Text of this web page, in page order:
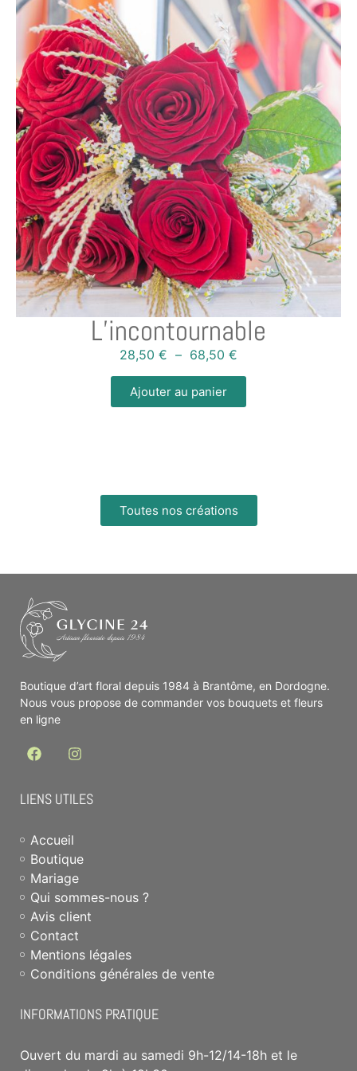
L’incontournable
28,50 € – 68,50 €
Ajouter au panier
Toutes nos créations
Boutique d’art floral depuis 1984 à Brantôme, en Dordogne.
Nous vous propose de commander vos bouquets et fleurs
en ligne
LIENS UTILES
Accueil
Boutique
Mariage
Qui sommes-nous ?
Avis client
Contact
Mentions légales
Conditions générales de vente
INFORMATIONS PRATIQUE
Ouvert du mardi au samedi 9h-12/14-18h et le